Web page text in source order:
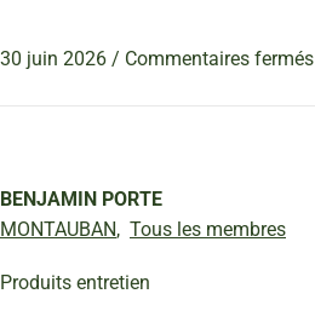
30 juin 2026 / Commentaires fermés
BENJAMIN PORTE
MONTAUBAN, Tous les membres
Produits entretien